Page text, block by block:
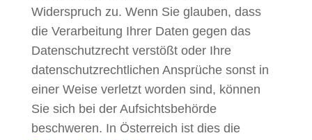
Widerspruch zu. Wenn Sie glauben, dass
die Verarbeitung Ihrer Daten gegen das
Datenschutzrecht verstößt oder Ihre
datenschutzrechtlichen Ansprüche sonst in
einer Weise verletzt worden sind, können
Sie sich bei der Aufsichtsbehörde
beschweren. In Österreich ist dies die